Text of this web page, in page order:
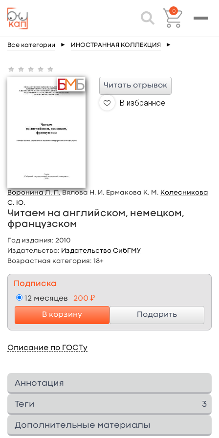
0
Все категории ► ИНОСТРАННАЯ КОЛЛЕКЦИЯ ►
Читать отрывок
В избранное
Воронина Л. П.Вялова Н. И. Ермакова К. М. Колесникова
С. Ю.
Читаем на английском, немецком,
французском
Год издания: 2010
Издательство: Издательство СибГМУ
Возрастная категория: 18+
Подписка
12 месяцев 200 ₽
В корзину Подарить
Описание по ГОСТу
Аннотация
Пособие предназначено для студентов 1–2
(фармацевтических) учебных заведений,
владеющих английским, немецким и
Теги 3
Инглиш 4 англнемфранц
Дополнительные материалы